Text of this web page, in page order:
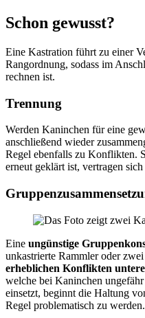
Schon gewusst?
Eine Kastration führt zu einer
Rangordnung, sodass im
rechnen ist.
Trennung
Werden Kaninchen für eine
anschließend wieder
Regel ebenfalls zu Konflikten.
erneut geklärt ist, vertragen
Eine ungünstige
unkastrierte Rammler oder
erheblichen Konflikten
welche bei Kaninchen
einsetzt, beginnt die Haltung
Regel problematisch zu werden.